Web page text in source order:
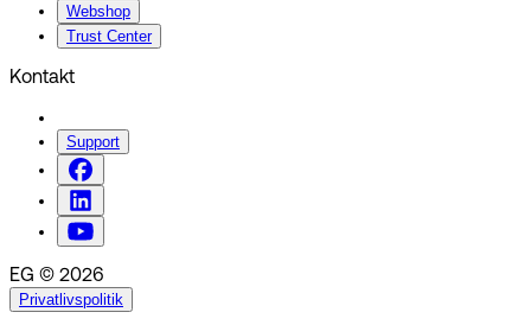
Webshop
Trust Center
Kontakt
Support
EG © 2026
Privatlivspolitik